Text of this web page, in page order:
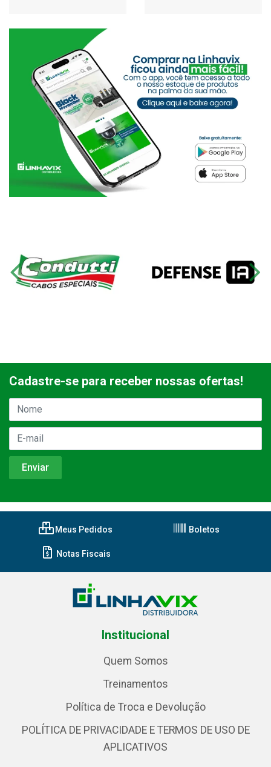
Cadastre-se para receber nossas ofertas!
Meus Pedidos Boletos
Notas Fiscais
Institucional
Quem Somos
Treinamentos
Política de Troca e Devolução
POLÍTICA DE PRIVACIDADE E TERMOS DE USO DE
APLICATIVOS